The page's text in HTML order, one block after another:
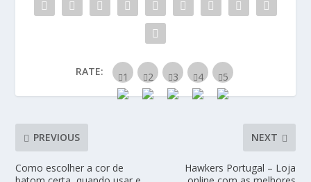
RATE:
PREVIOUS
Como escolher a cor de
NEXT
Hawkers Portugal – Loja